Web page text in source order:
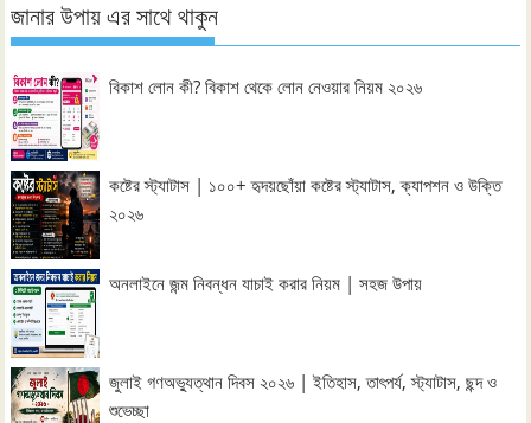
জানার উপায় এর সাথে থাকুন
বিকাশ লোন কী? বিকাশ থেকে লোন নেওয়ার নিয়ম ২০২৬
কষ্টের স্ট্যাটাস | ১০০+ হৃদয়ছোঁয়া কষ্টের স্ট্যাটাস, ক্যাপশন ও উক্তি
২০২৬
অনলাইনে জন্ম নিবন্ধন যাচাই করার নিয়ম | সহজ উপায়
জুলাই গণঅভ্যুত্থান দিবস ২০২৬ | ইতিহাস, তাৎপর্য, স্ট্যাটাস, ছন্দ ও
শুভেচ্ছা